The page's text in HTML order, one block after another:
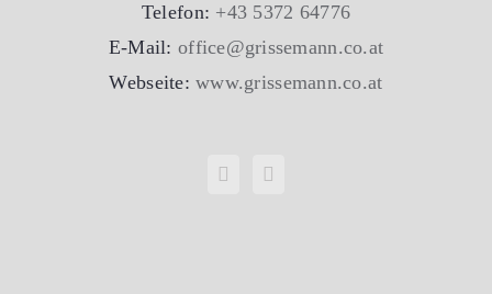
Telefon: +43 5372 64776
E-Mail: office@grissemann.co.at
Webseite:www.grissemann.co.at